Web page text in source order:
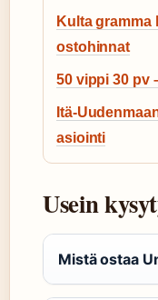
Kulta gramma
ostohinnat
50 vippi 30 pv
Itä-
asiointi
Usein
Mistä ostaa